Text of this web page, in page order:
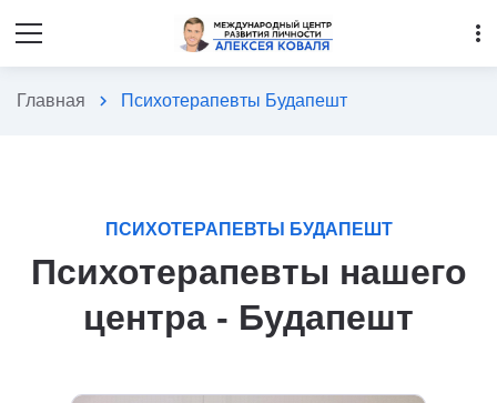
more_vert
Главная chevron_right Психотерапевты Будапешт
ПСИХОТЕРАПЕВТЫ БУДАПЕШТ
Психотерапевты нашего
центра - Будапешт